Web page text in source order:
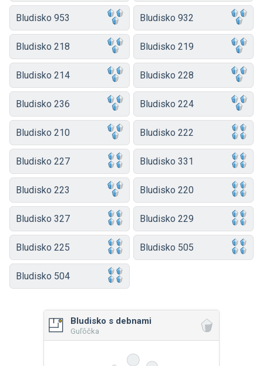
Bludisko 953 Bludisko 932
Bludisko 218 Bludisko 219
Bludisko 214 Bludisko 228
Bludisko 236 Bludisko 224
Bludisko 210 Bludisko 222
Bludisko 227 Bludisko 331
Bludisko 223 Bludisko 220
Bludisko 327 Bludisko 229
Bludisko 225 Bludisko 505
Bludisko 504
Bludisko s debnami
Guľôčka